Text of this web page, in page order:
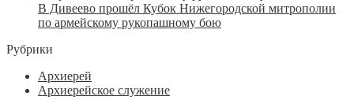
В Дивеево прошёл Кубок Нижегородской митрополии
по армейскому рукопашному бою
Рубрики
Архиерей
Архиерейское служение